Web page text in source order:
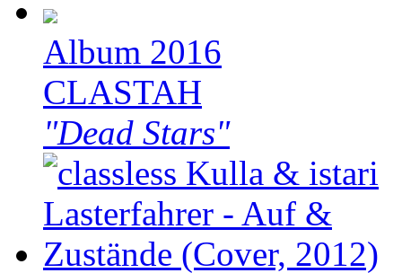
Album 2016
CLASTAH
"Dead Stars"